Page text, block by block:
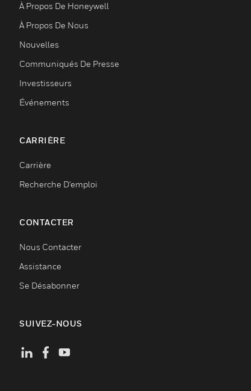
À Propos De Honeywell
À Propos De Nous
Nouvelles
Communiqués De Presse
Investisseurs
Événements
CARRIÈRE
Carrière
Recherche D'emploi
CONTACTER
Nous Contacter
Assistance
Se Désabonner
SUIVEZ-NOUS